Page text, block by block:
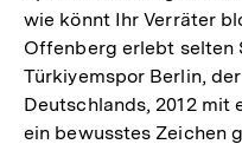
wie könnt Ihr Verräter
Offenberg erlebt selten
Türkiyemspor Berlin,
Deutschlands, 2012 mit
ein bewusstes Zeichen